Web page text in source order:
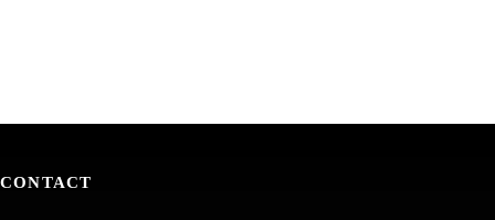
CONTACT